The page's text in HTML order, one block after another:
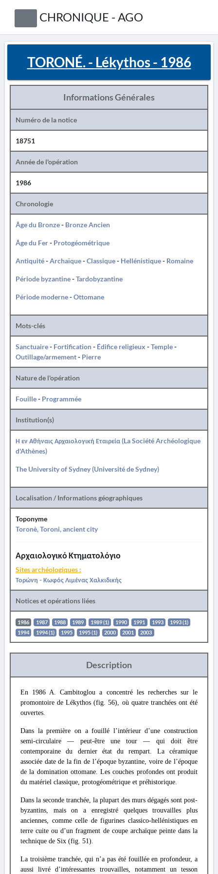
CHRONIQUE - AGO
TORONÉ. - Lékythos - 1986
Informations Générales
Numéro de la notice
18751
Année de l'opération
1986
Chronologie
Âge du Bronze- Bronze Ancien
Âge du Fer- Protogéométrique
Antiquité-Archaïque-Classique- Hellénistique- Romaine
Période byzantine-Tardobyzantine
Période moderne-Ottomane
Mots-clés
Sanctuaire- Fortification- Édifice religieux -Temple-
Outillage/armement- Pierre
Nature de l'opération
Fouille- Programmée
Institution(s)
Η εν Αθήναις Αρχαιολογική Εταιρεία (La Société Archéologique
d'Athènes)
The University of Sydney (Université de Sydney)
Localisation / Informations géographiques
Toponyme
Toronè, Toroni, ancient city
Αρχαιολογικό Κτηματολόγιο
Sites archéologiques :
Τορώνη - Κωφός Λιμένας Χαλκιδικής
Notices et opérations liées
1986 1987 1988 1989 1989 (1) 1990 1991 1993
1993 (1)
1994
1994 (1) 1995 1995 (1) 2000 2001 2003
Description
En 1986 A. Cambitoglou a concentré les recherches sur le
promontoire de Lékythos (fig. 56), où quatre tranchées ont été
ouvertes.
Dans la première on a fouillé l’intérieur d’une construction
semi-circulaire — peut-être une tour — qui doit être
contemporaine du dernier état du rempart. La céramique
associée date de la fin de l’époque byzantine, voire de l’époque
de la domination ottomane. Les couches profondes ont produit
du matériel classique, protogéométrique et préhistorique.
Dans la seconde tranchée, la plupart des murs dégagés sont post-
byzantins, mais on a enregistré quelques trouvailles plus
anciennes, comme celle de figurines classico-hellénistiques en
terre cuite ou d’un fragment de coupe archaïque peinte dans la
technique de Six (fig. 51).
La troisième tranchée, qui n’a pas été fouillée en profondeur, a
aussi livré d’intéressantes trouvailles, notamment un tesson